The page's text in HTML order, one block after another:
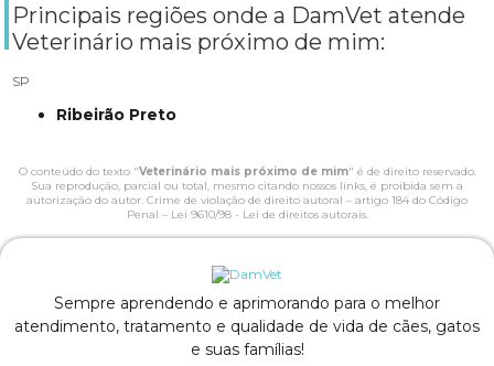
Principais regiões onde a DamVet atende
Veterinário mais próximo de mim:
SP
Ribeirão Preto
O conteúdo do texto "Veterinário mais próximo de mim" é de direito reservado.
Sua reprodução, parcial ou total, mesmo citando nossos links, é proibida sem a
autorização do autor. Crime de violação de direito autoral – artigo 184 do Código
Penal – Lei 9610/98 - Lei de direitos autorais.
Sempre aprendendo e aprimorando para o melhor
atendimento, tratamento e qualidade de vida de cães, gatos
e suas famílias!